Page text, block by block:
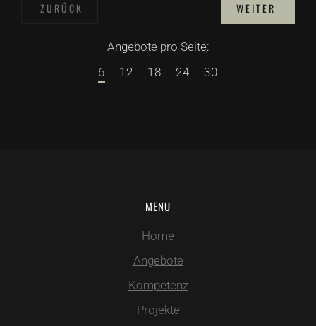
ZURÜCK WEITER
Angebote pro Seite:
6
12 18 24 30
MENU
Home
Angebote
Kompetenz
Projekte